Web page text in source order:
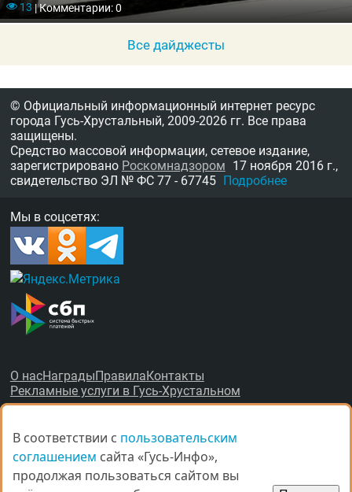
13 |Комментарии: 0
Все дайджесты
© Официальный информационный интернет ресурс
города Гусь-Хрустальный, 2009-2026 гг. Все права
защищены.
Средство массовой информации, сетевое издание,
зарегистрировано Роскомнадзором 17 ноября 2016 г.,
свидетельство ЭЛ № ФС 77 - 67745 Подробнее
Мы в соцсетях:
О насНаграды Правила Контакты
Рекламные услуги в Гусь-Хрустальном
В соответствии с пользовательским
соглашением сайта «Гусь-Инфо»,
продолжая пользоваться сайтом вы
В соответствии с пользовательским
соглашением сайта «Гусь-Инфо»,
продолжая пользоваться сайтом вы